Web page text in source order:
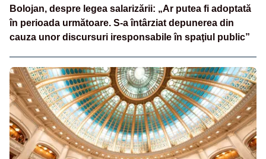
Bolojan, despre legea salarizării: „Ar putea fi adoptată
în perioada următoare. S-a întârziat depunerea din
cauza unor discursuri iresponsabile în spaţiul public”